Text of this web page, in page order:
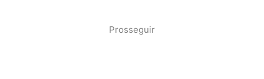
Prosseguir